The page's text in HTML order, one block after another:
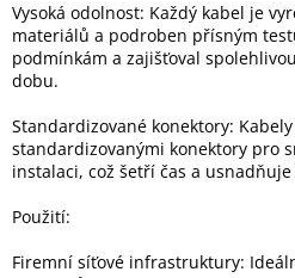
VÝPRODEJ
TONERY
A
OEM
Sestavy
Vysoká odolnost: Každý kabel je
materiálů a podroben přísným
podmínkám a zajišťoval
dobu.
Standardizované konektory:
standardizovanými konektory pro
instalaci, což šetří čas a
Použití:
Firemní síťové infrastruktury: